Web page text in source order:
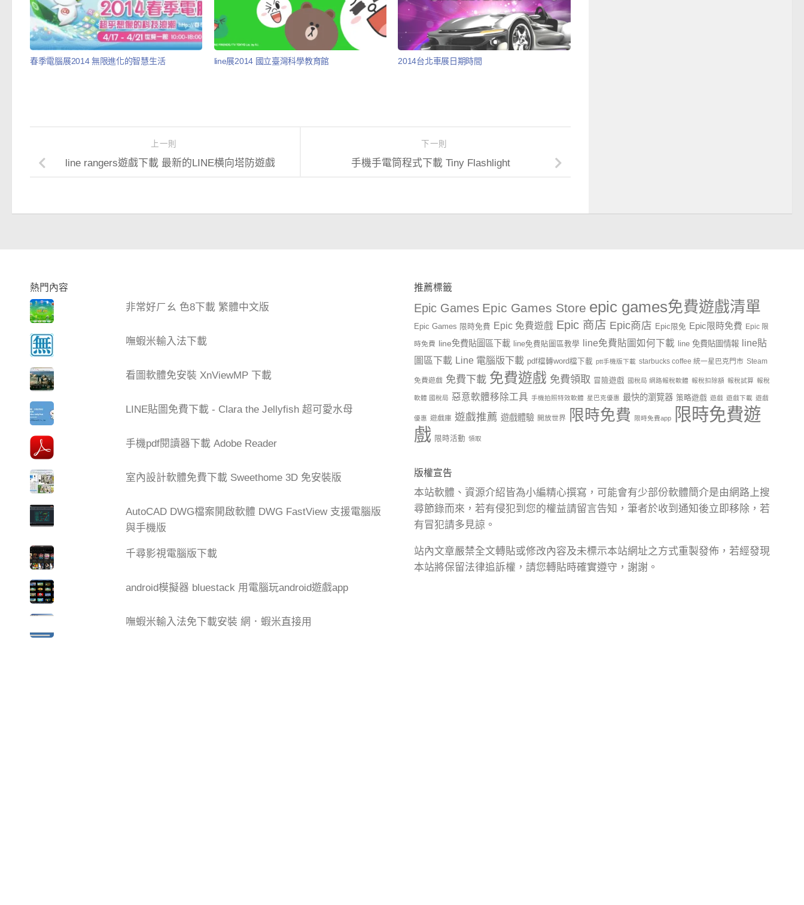
春季電腦展2014 無限進化的智慧生活 line展2014 國立臺灣科學教育館 2014台北車展日期時間
下一則
手機手電筒程式下載 Tiny Flashlight
上一則
line rangers遊戲下載 最新的LINE横向塔防遊戲
熱門內容
非常好ㄏㄠ 色8下載 繁體中文版
嘸蝦米輸入法下載
看圖軟體免安裝 XnViewMP 下載
LINE貼圖免費下載 - Clara the Jellyfish 超可愛水母
手機pdf閱讀器下載 Adobe Reader
室內設計軟體免費下載 Sweethome 3D 免安裝版
AutoCAD DWG檔案開啟軟體 DWG FastView 支援電腦版
與手機版
千尋影視電腦版下載
android模擬器 bluestack 用電腦玩android遊戲app
嘸蝦米輸入法免下載安裝 網．蝦米直接用
推薦標籤
Epic Games Epic Games Store epic games免費遊戲清單
Epic Games 限時免費 Epic 免費遊戲 Epic 商店 Epic商店 Epic限免 Epic限時免費 Epic 限
時免費 line免費貼圖區下載 line免費貼圖區教學 line免費貼圖如何下載 line 免費貼圖情報 line貼
圖區下載 Line 電腦版下載 pdf檔轉word檔下載 ptt手機版下載 starbucks coffee 統一星巴克門市 Steam
免費遊戲 免費下載 免費遊戲 免費領取 冒險遊戲 國稅局 網路報稅軟體 報稅扣除額 報稅試算 報稅
軟體 國稅局 惡意軟體移除工具 手機拍照特效軟體 星巴克優惠 最快的瀏覽器 策略遊戲 遊戲 遊戲下載 遊戲
優惠 遊戲庫 遊戲推薦 遊戲體驗 開放世界 限時免費 限時免費app
限時免費遊
戲 限時活動 領取
版權宣告
本站軟體、資源介紹皆為小編精心撰寫，可能會有少部份軟體簡介是由網路上搜
尋節錄而來，若有侵犯到您的權益請留言告知，筆者於收到通知後立即移除，若
有冒犯請多見諒。
站內文章嚴禁全文轉貼或修改內容及未標示本站網址之方式重製發佈，若經發現
本站將保留法律追訴權，請您轉貼時確實遵守，謝謝。